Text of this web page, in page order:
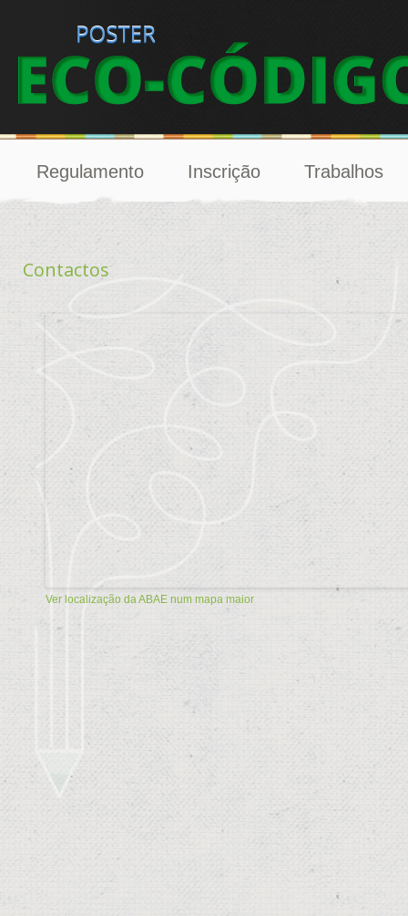
Regulamento Inscrição Trabalhos
Contactos
Ver localização da ABAE num mapa maior